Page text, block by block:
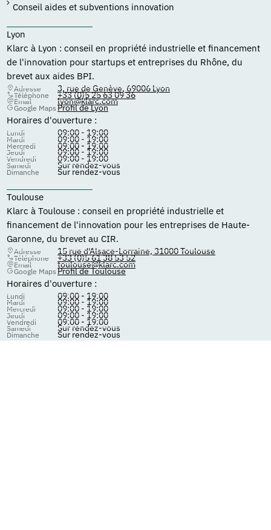
Conseil aides et subventions innovation
Lyon
Klarc à Lyon : conseil en propriété industrielle et financement
de l'innovation pour startups et entreprises du Rhône, du
brevet aux aides BPI.
Adresse 3, rue de Genève, 69006 Lyon
Téléphone +33 (0)5 25 63 09 36
Email lyon@klarc.com
Google Maps Profil de Lyon
Horaires d'ouverture :
Lundi 09:00 - 19:00
Mardi 09:00 - 19:00
Mercredi 09:00 - 19:00
Jeudi 09:00 - 19:00
Vendredi 09:00 - 19:00
Samedi Sur rendez-vous
Dimanche Sur rendez-vous
Toulouse
Klarc à Toulouse : conseil en propriété industrielle et
financement de l'innovation pour les entreprises de Haute-
Garonne, du brevet au CIR.
Adresse 15 rue d'Alsace-Lorraine, 31000 Toulouse
Téléphone +33 (0)5 61 38 53 52
Email toulouse@klarc.com
Google Maps Profil de Toulouse
Horaires d'ouverture :
Lundi 09:00 - 19:00
Mardi 09:00 - 19:00
Mercredi 09:00 - 19:00
Jeudi 09:00 - 19:00
Vendredi 09:00 - 19:00
Samedi Sur rendez-vous
Dimanche Sur rendez-vous